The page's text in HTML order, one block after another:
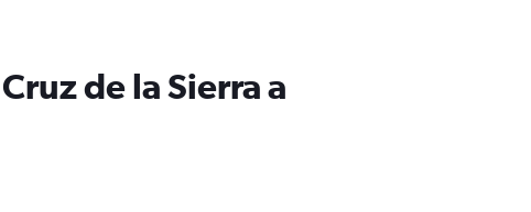
de la Sierra a